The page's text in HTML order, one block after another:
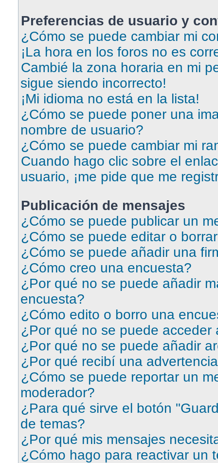
Preferencias de usuario y
¿Cómo se puede cambiar mi
¡La hora en los foros no es
Cambié la zona horaria en mi
sigue siendo incorrecto!
¡Mi idioma no está en la lista!
¿Cómo se puede poner una
nombre de usuario?
¿Cómo se puede cambiar mi
Cuando hago clic sobre el
usuario, ¡me pide que me
Publicación de mensajes
¿Cómo se puede publicar un
¿Cómo se puede editar o
¿Cómo se puede añadir una
¿Cómo creo una encuesta?
¿Por qué no se puede añadir
encuesta?
¿Cómo edito o borro una
¿Por qué no se puede acceder
¿Por qué no se puede añadir
¿Por qué recibí una
¿Cómo se puede reportar un
moderador?
¿Para qué sirve el botón
de temas?
¿Por qué mis mensajes
¿Cómo hago para reactivar un